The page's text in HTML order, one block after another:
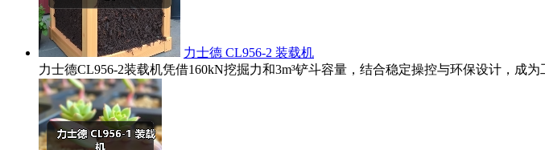
力士德 CL956-2 装载机
力士德CL956-2装载机凭借160kN挖掘力和3m³铲斗容量，结合稳定操控与环保设计，成为